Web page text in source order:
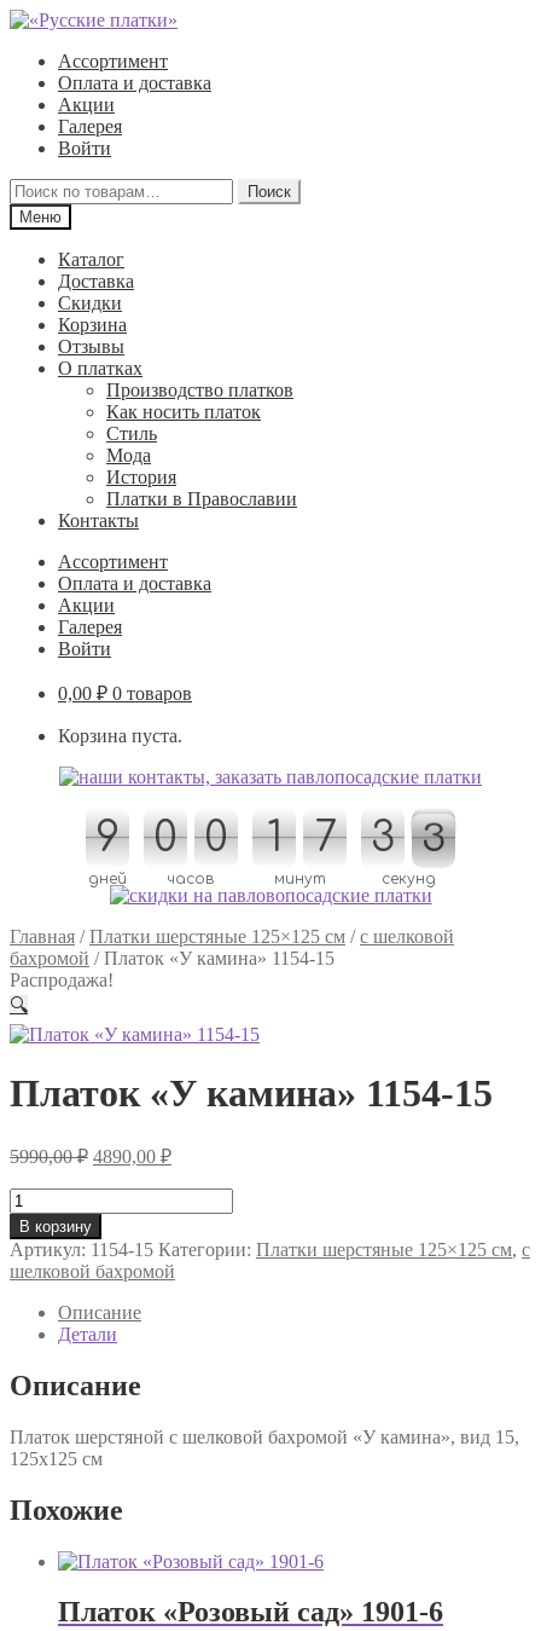
Перейти
навигации
Перейти
содержимому
Ассортимент
Оплата и доставка
Акции
Галерея
Войти
Искать:
Поиск
Меню
Каталог
Доставка
Скидки
Корзина
Отзывы
О платках
Производство платков
Как носить платок
Стиль
Мода
История
Платки в Православии
Контакты
Ассортимент
Оплата и доставка
Акции
Галерея
Войти
0,00 ₽ 0 товаров
Корзина пуста.
9
9
дней
0
0 0
0
часов
1
1 7
7
минут
3
3 3
2
2
3
секунд
Главная /Платки шерстяные 125×125 см /с шелковой
бахромой /Платок «У камина» 1154-15
Распродажа!
🔍
Платок «У камина» 1154-15
5990,00₽ Первоначальная
составляла
5990,00 ₽.
4890,00 ₽Текущая
Количество
товара
Платок
«У
камина»
1154-
В корзину
Артикул: 1154-15 Категории: Платки шерстяные 125×125 см, с
шелковой бахромой
Описание
Детали
Описание
Платок шерстяной с шелковой бахромой «У камина», вид 15,
125х125 см
Похожие
Платок «Розовый сад» 1901-6